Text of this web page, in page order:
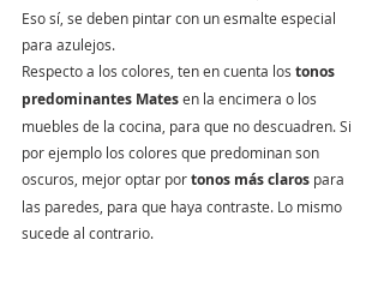
Eso sí, se deben pintar con un esmalte especial
para azulejos.
Respecto a los colores, ten en cuenta los tonos
predominantes Mates en la encimera o los
muebles de la cocina, para que no descuadren. Si
por ejemplo los colores que predominan son
oscuros, mejor optar por tonos más claros para
las paredes, para que haya contraste. Lo mismo
sucede al contrario.